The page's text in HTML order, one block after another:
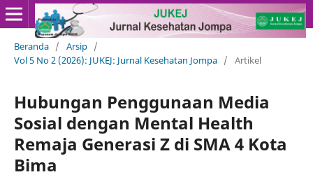
Beranda / Arsip /
Vol 5 No 2 (2026): JUKEJ: Jurnal Kesehatan Jompa / Artikel
Hubungan Penggunaan Media
Sosial dengan Mental Health
Remaja Generasi Z di SMA 4 Kota
Bima